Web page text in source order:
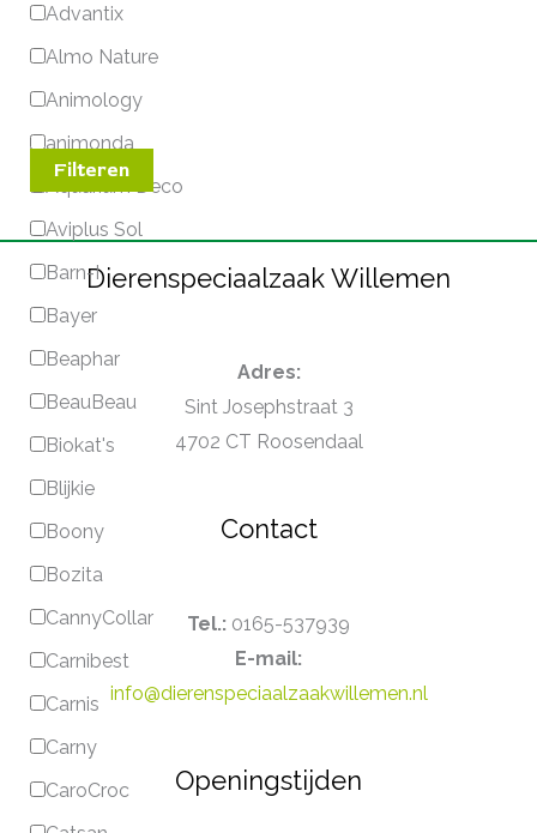
Advantix
Almo Nature
Animology
animonda
Aquarium Deco
Aviplus Sol
Barn-I
Bayer
Beaphar
BeauBeau
Biokat's
Blijkie
Boony
Bozita
CannyCollar
Carnibest
Carnis
Carny
CaroCroc
Filteren
Dierenspeciaalzaak Willemen
Adres:
Sint Josephstraat 3
4702 CT Roosendaal
Contact
Tel.: 0165-537939
E-mail:
info@dierenspeciaalzaakwillemen.nl
Openingstijden